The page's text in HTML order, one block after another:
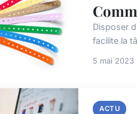
Disposer
facilite la
5 mai 2023
ACTU